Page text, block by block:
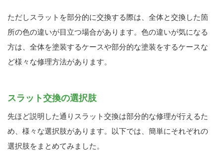
ただしスラットを部分的に交換する際は、全体と交換した箇
所の色の違いが目立つ場合があります。色の違いが気になる
方は、全体を塗装するケースや部分的な塗装をするケースな
ど様々な修理方法があります。
スラット交換の選択肢
先ほど説明した通りスラット交換は部分的な修理が行えるた
め、様々な選択肢があります。以下では、簡単にそれぞれの
選択肢をまとめてみました。